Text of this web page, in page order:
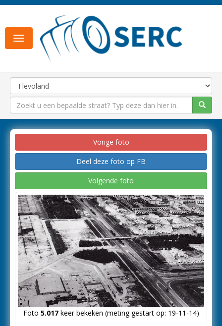
Toggle
navigation
Vorige foto
Deel deze foto op FB
Volgende foto
Foto 5.017keer bekeken (meting gestart op: 19-11-14)